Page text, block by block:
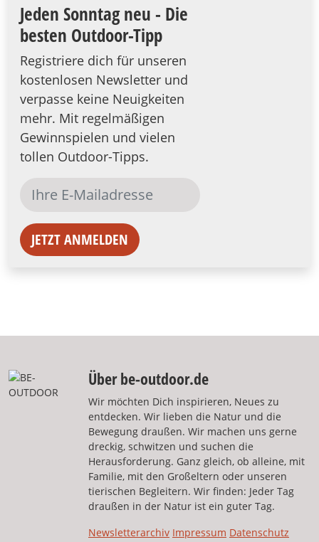
Jeden Sonntag neu - Die
besten Outdoor-Tipp
Registriere dich für unseren
kostenlosen Newsletter und
verpasse keine Neuigkeiten
mehr. Mit regelmäßigen
Gewinnspielen und vielen
tollen Outdoor-Tipps.
JETZT ANMELDEN
Über be-outdoor.de
Wir möchten Dich inspirieren, Neues zu
entdecken. Wir lieben die Natur und die
Bewegung draußen. Wir machen uns gerne
dreckig, schwitzen und suchen die
Herausforderung. Ganz gleich, ob alleine, mit
Familie, mit den Großeltern oder unseren
tierischen Begleitern. Wir finden: Jeder Tag
draußen in der Natur ist ein guter Tag.
Newsletterarchiv Impressum Datenschutz